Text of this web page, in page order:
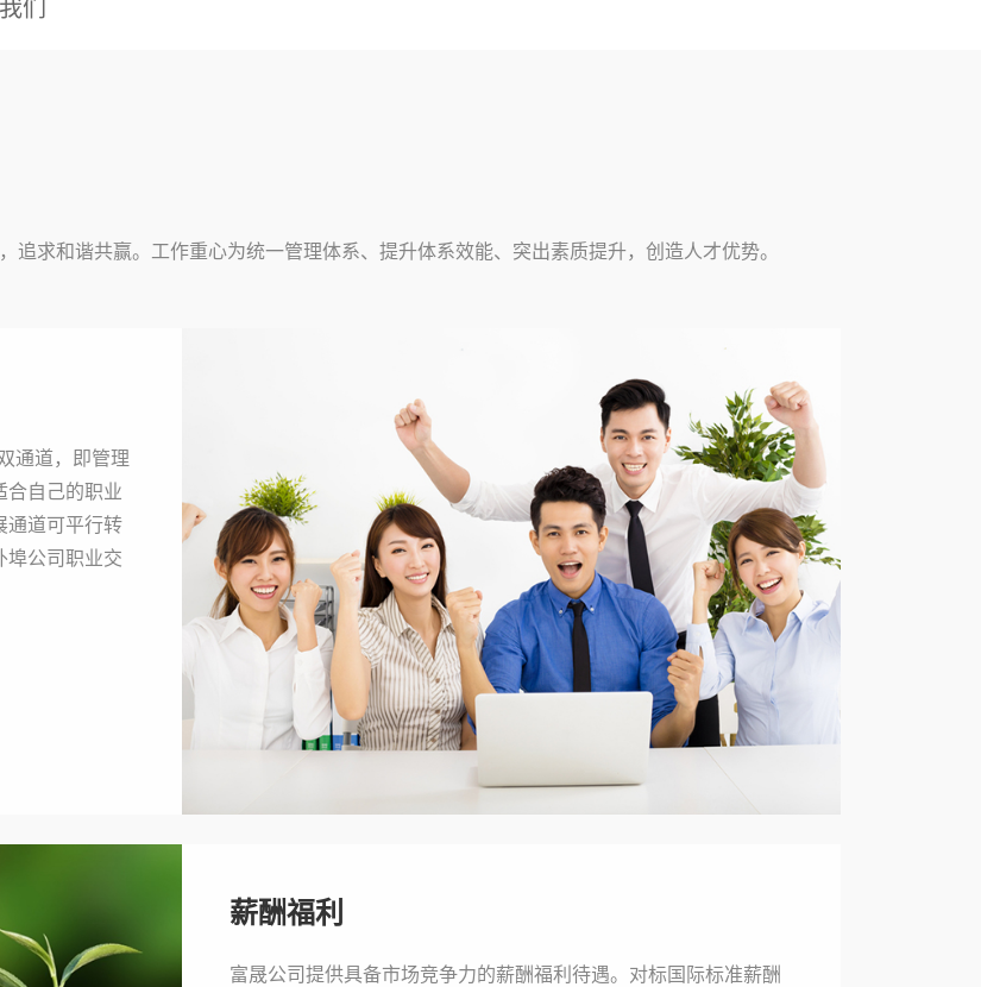
们
追求和谐共赢。工作重心为统一管理体系、提升体系效能、突出素质提升，创造人才优势。
通道，即管理
合自己的职业
通道可平行转
埠公司职业交
薪酬福利
富晟公司提供具备市场竞争力的薪酬福利待遇。对标国际标准薪酬